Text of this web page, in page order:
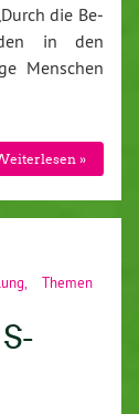
die Be­
in den
Menschen
»
,Themen